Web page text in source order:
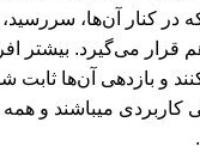
در کنار آن‌ها،
قرار می‌گیرد. بیشتر
و بازدهی آن‌ها ثابت
میباشند و همه